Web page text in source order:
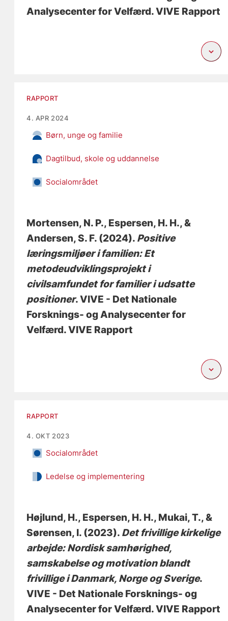
Analysecenter for Velfærd. VIVE Rapport
RAPPORT
4. APR 2024
Børn, unge og familie
Dagtilbud, skole og uddannelse
Socialområdet
Mortensen, N. P., Espersen, H. H., &
Andersen, S. F. (2024). Positive
læringsmiljøer i familien: Et
metodeudviklingsprojekt i
civilsamfundet for familier i udsatte
positioner. VIVE - Det Nationale
Forsknings- og Analysecenter for
Velfærd. VIVE Rapport
RAPPORT
4. OKT 2023
Socialområdet
Ledelse og implementering
Højlund, H., Espersen, H. H., Mukai, T., &
Sørensen, I. (2023). Det frivillige kirkelige
arbejde: Nordisk samhørighed,
samskabelse og motivation blandt
frivillige i Danmark, Norge og Sverige.
VIVE - Det Nationale Forsknings- og
Analysecenter for Velfærd. VIVE Rapport